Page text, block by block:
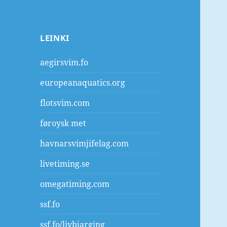
LEINKI
aegirsvim.fo
europeanaquatics.org
flotsvim.com
føroysk met
havnarsvimjifelag.com
livetiming.se
omegatiming.com
ssf.fo
ssf.fo/livbjarging